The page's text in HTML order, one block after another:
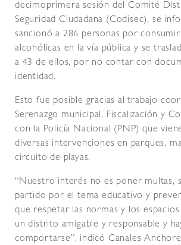
decimoprimera sesión del Comité
Seguridad Ciudadana (Codisec), se
sancionó a 286 personas por consumir
alcohólicas en la vía pública y se
a 43 de ellos, por no contar con
identidad.
Esto fue posible gracias al trabajo
Serenazgo municipal, Fiscalización y
con la Policía Nacional (PNP) que
diversas intervenciones en parques,
circuito de playas.
“Nuestro interés no es poner multas,
partido por el tema educativo y
que respetar las normas y los espacios
un distrito amigable y responsable y
comportarse”, indicó Canales